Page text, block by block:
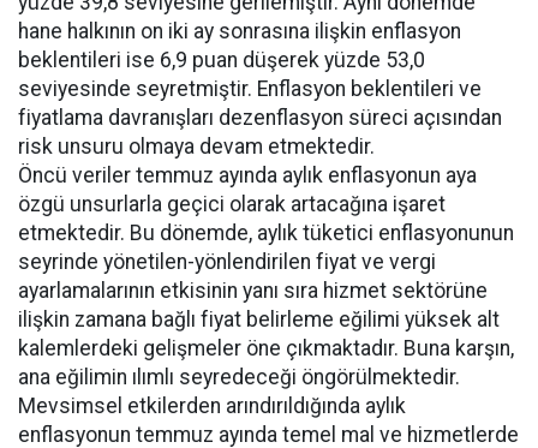
hane halkının on iki ay sonrasına ilişkin enflasyon
beklentileri ise 6,9 puan düşerek yüzde 53,0
seviyesinde seyretmiştir. Enflasyon beklentileri ve
fiyatlama davranışları dezenflasyon süreci açısından
risk unsuru olmaya devam etmektedir.
Öncü veriler temmuz ayında aylık enflasyonun aya
özgü unsurlarla geçici olarak artacağına işaret
etmektedir. Bu dönemde, aylık tüketici enflasyonunun
seyrinde yönetilen-yönlendirilen fiyat ve vergi
ayarlamalarının etkisinin yanı sıra hizmet sektörüne
ilişkin zamana bağlı fiyat belirleme eğilimi yüksek alt
kalemlerdeki gelişmeler öne çıkmaktadır. Buna karşın,
ana eğilimin ılımlı seyredeceği öngörülmektedir.
Mevsimsel etkilerden arındırıldığında aylık
enflasyonun temmuz ayında temel mal ve hizmetlerde